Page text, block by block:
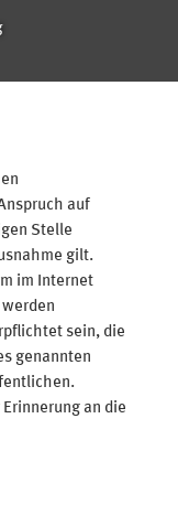
auf
Stelle
gilt.
im Internet
sein, die
genannten
an die